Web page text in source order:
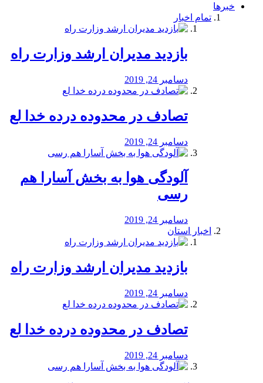
خبرها
تمام اخبار
بازدید مدیران ارشد وزارت راه
دسامبر 24, 2019
تصادف در محدوده درده خدا لع
دسامبر 24, 2019
آلودگی هوا به بخش آسارا هم
رسی
دسامبر 24, 2019
اخبار استان
بازدید مدیران ارشد وزارت راه
دسامبر 24, 2019
تصادف در محدوده درده خدا لع
دسامبر 24, 2019